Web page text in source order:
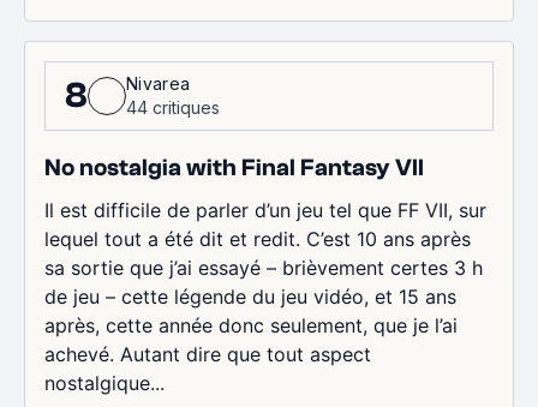
8
Nivarea
44 critiques
No nostalgia with Final Fantasy VII
Il est difficile de parler d’un jeu tel que FF VII, sur
lequel tout a été dit et redit. C’est 10 ans après
sa sortie que j’ai essayé – brièvement certes 3 h
de jeu – cette légende du jeu vidéo, et 15 ans
après, cette année donc seulement, que je l’ai
achevé. Autant dire que tout aspect
nostalgique...